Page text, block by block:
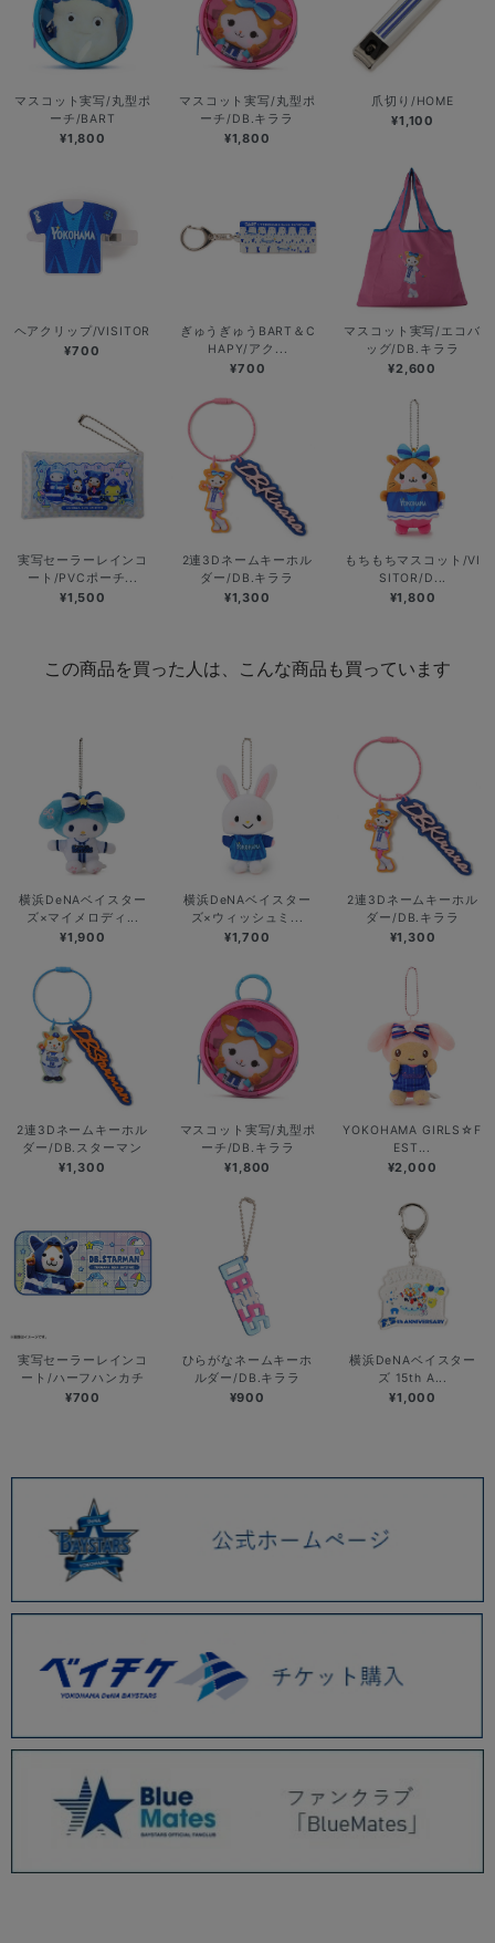
マスコット実写/丸型ポ
ーチ/BART
¥1,800
マスコット実写/丸型ポ
ーチ/DB.キララ
¥1,800
爪切り/HOME
¥1,100
ヘアクリップ/VISITOR
¥700
ぎゅうぎゅうBART＆C
HAPY/アク...
¥700
マスコット実写/エコバ
ッグ/DB.キララ
¥2,600
実写セーラーレインコ
ート/PVCポーチ...
¥1,500
2連3Dネームキーホル
ダー/DB.キララ
¥1,300
もちもちマスコット/VI
SITOR/D...
¥1,800
この商品を買った人は、こんな商品も買っています
横浜DeNAベイスター
ズ×マイメロディ...
¥1,900
横浜DeNAベイスター
ズ×ウィッシュミ...
¥1,700
2連3Dネームキーホル
ダー/DB.キララ
¥1,300
2連3Dネームキーホル
ダー/DB.スターマン
¥1,300
マスコット実写/丸型ポ
ーチ/DB.キララ
¥1,800
YOKOHAMA GIRLS☆F
EST...
¥2,000
実写セーラーレインコ
ート/ハーフハンカチ
¥700
ひらがなネームキーホ
ルダー/DB.キララ
¥900
横浜DeNAベイスター
ズ 15th A...
¥1,000